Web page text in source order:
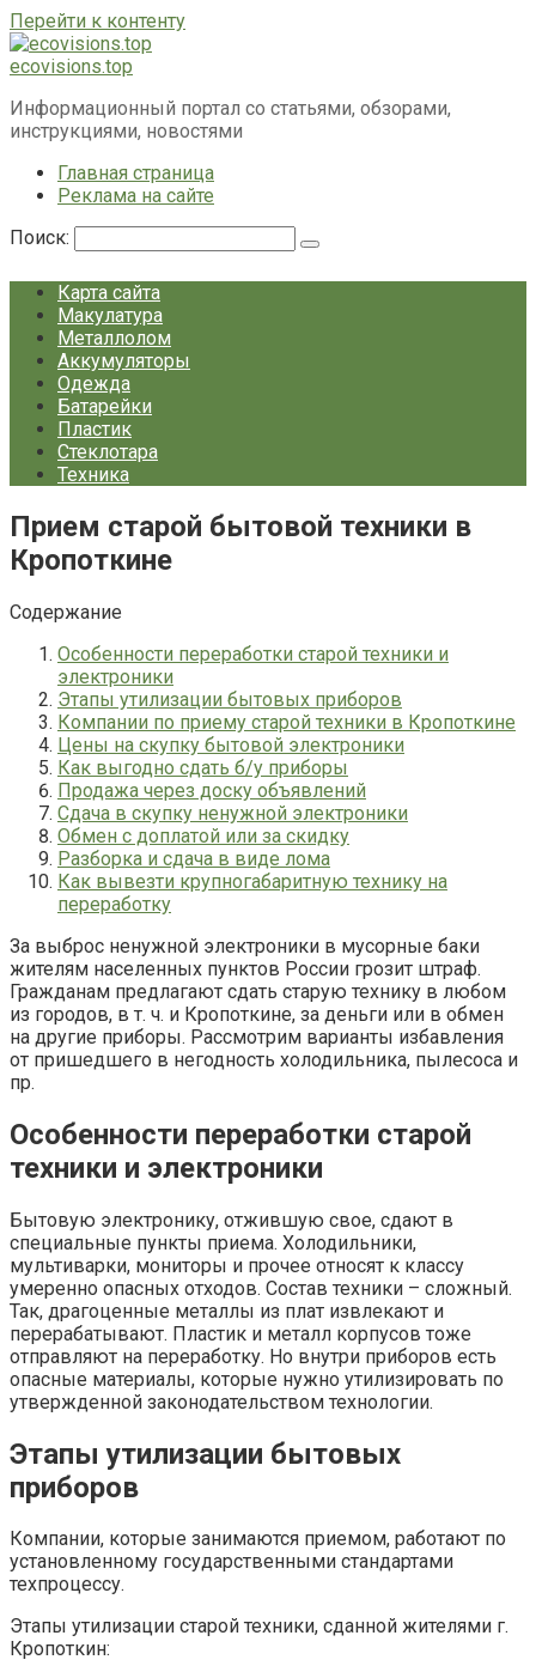
Перейти к контенту
ecovisions.top
Информационный портал со статьями, обзорами,
инструкциями, новостями
Главная страница
Реклама на сайте
Поиск:
Карта сайта
Макулатура
Металлолом
Аккумуляторы
Одежда
Батарейки
Пластик
Стеклотара
Техника
Прием старой бытовой техники в
Кропоткине
Содержание
Особенности переработки старой техники и
электроники
Этапы утилизации бытовых приборов
Компании по приему старой техники в Кропоткине
Цены на скупку бытовой электроники
Как выгодно сдать б/у приборы
Продажа через доску объявлений
Сдача в скупку ненужной электроники
Обмен с доплатой или за скидку
Разборка и сдача в виде лома
Как вывезти крупногабаритную технику на
переработку
За выброс ненужной электроники в мусорные баки
жителям населенных пунктов России грозит штраф.
Гражданам предлагают сдать старую технику в любом
из городов, в т. ч. и Кропоткине, за деньги или в обмен
на другие приборы. Рассмотрим варианты избавления
от пришедшего в негодность холодильника, пылесоса и
пр.
Особенности переработки старой
техники и электроники
Бытовую электронику, отжившую свое, сдают в
специальные пункты приема. Холодильники,
мультиварки, мониторы и прочее относят к классу
умеренно опасных отходов. Состав техники – сложный.
Так, драгоценные металлы из плат извлекают и
перерабатывают. Пластик и металл корпусов тоже
отправляют на переработку. Но внутри приборов есть
опасные материалы, которые нужно утилизировать по
утвержденной законодательством технологии.
Этапы утилизации бытовых
приборов
Компании, которые занимаются приемом, работают по
установленному государственными стандартами
техпроцессу.
Этапы утилизации старой техники, сданной жителями г.
Кропоткин: